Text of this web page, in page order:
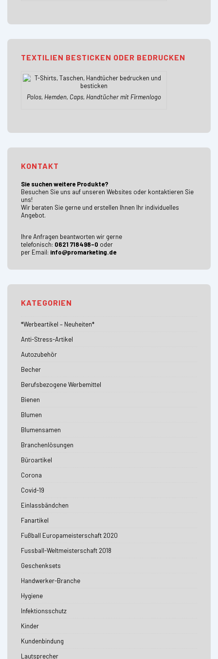
TEXTILIEN BESTICKEN ODER BEDRUCKEN
Polos, Hemden, Caps, Handtücher mit Firmenlogo
KONTAKT
Sie suchen weitere Produkte?
Besuchen Sie uns auf unseren Websites oder kontaktieren Sie
uns!
Wir beraten Sie gerne und erstellen Ihnen Ihr individuelles
Angebot.
Ihre Anfragen beantworten wir gerne
telefonisch: 0621 718498-0 oder
per Email: info@promarketing.de
KATEGORIEN
*Werbeartikel – Neuheiten*
Anti-Stress-Artikel
Autozubehör
Becher
Berufsbezogene Werbemittel
Bienen
Blumen
Blumensamen
Branchenlösungen
Büroartikel
Corona
Covid-19
Einlassbändchen
Fanartikel
Fußball Europameisterschaft 2020
Fussball-Weltmeisterschaft 2018
Geschenksets
Handwerker-Branche
Hygiene
Infektionsschutz
Kinder
Kundenbindung
Lautsprecher